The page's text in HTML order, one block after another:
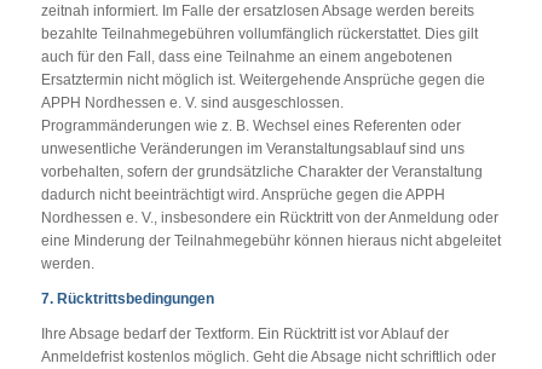
zeitnah informiert. Im Falle der ersatzlosen Absage werden bereits
bezahlte Teilnahmegebühren vollumfänglich rückerstattet. Dies gilt
auch für den Fall, dass eine Teilnahme an einem angebotenen
Ersatztermin nicht möglich ist. Weitergehende Ansprüche gegen die
APPH Nordhessen e. V. sind ausgeschlossen.
Programmänderungen wie z. B. Wechsel eines Referenten oder
unwesentliche Veränderungen im Veranstaltungsablauf sind uns
vorbehalten, sofern der grundsätzliche Charakter der Veranstaltung
dadurch nicht beeinträchtigt wird. Ansprüche gegen die APPH
Nordhessen e. V., insbesondere ein Rücktritt von der Anmeldung oder
eine Minderung der Teilnahmegebühr können hieraus nicht abgeleitet
werden.
7. Rücktrittsbedingungen
Ihre Absage bedarf der Textform. Ein Rücktritt ist vor Ablauf der
Anmeldefrist kostenlos möglich. Geht die Absage nicht schriftlich oder